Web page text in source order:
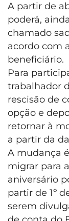
A partir de
poderá,
chamado
acordo com
beneficiário.
Para
trabalhador
rescisão de
opção e
retornar à
a partir da
A mudança
migrar para
aniversário
partir de 1º
serem